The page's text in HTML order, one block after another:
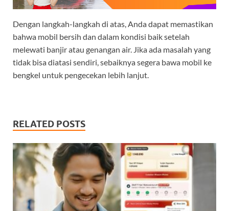
Dengan langkah-langkah di atas, Anda dapat memastikan
bahwa mobil bersih dan dalam kondisi baik setelah
melewati banjir atau genangan air. Jika ada masalah yang
tidak bisa diatasi sendiri, sebaiknya segera bawa mobil ke
bengkel untuk pengecekan lebih lanjut.
RELATED POSTS